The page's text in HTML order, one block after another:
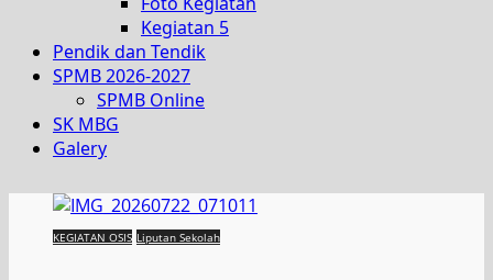
Kegiatan 5
Pendik dan Tendik
SPMB 2026-2027
SPMB Online
SK MBG
Galery
KEGIATAN OSIS Liputan Sekolah